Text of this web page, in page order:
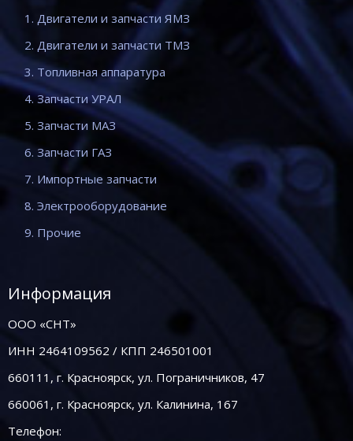
1. Двигатели и запчасти ЯМЗ
2. Двигатели и запчасти ТМЗ
3. Топливная аппаратура
4. Запчасти УРАЛ
5. Запчасти МАЗ
6. Запчасти ГАЗ
7. Импортные запчасти
8. Электрооборудование
9. Прочие
Информация
ООО «СНТ»
ИНН 2464109562 / КПП 246501001
660111, г. Красноярск, ул. Пограничников, 47
660061, г. Красноярск, ул. Калинина, 167
Телефон: